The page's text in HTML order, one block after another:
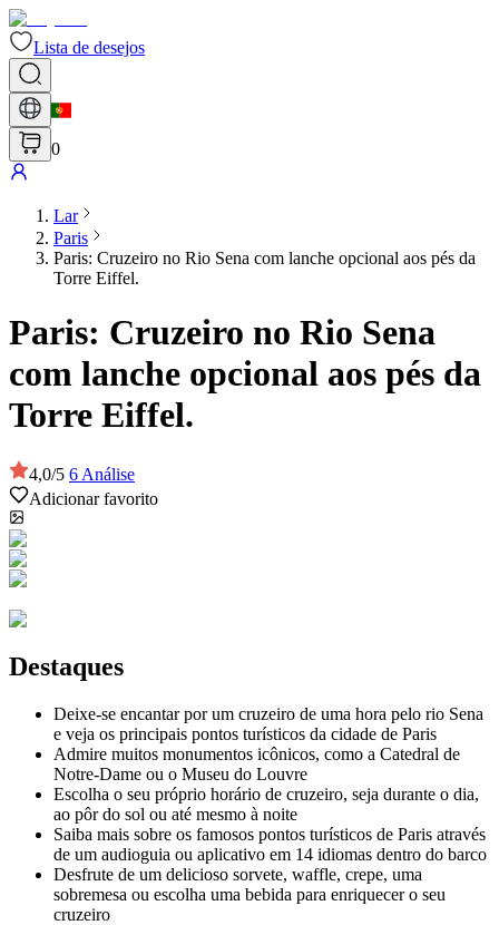
Lista de desejos
0
Lar
Paris
Paris: Cruzeiro no Rio Sena com lanche opcional aos pés da
Torre Eiffel.
Paris: Cruzeiro no Rio Sena
com lanche opcional aos pés da
Torre Eiffel.
4,0/5 6 Análise
Adicionar favorito
Destaques
Deixe-se encantar por um cruzeiro de uma hora pelo rio Sena
e veja os principais pontos turísticos da cidade de Paris
Admire muitos monumentos icônicos, como a Catedral de
Notre-Dame ou o Museu do Louvre
Escolha o seu próprio horário de cruzeiro, seja durante o dia,
ao pôr do sol ou até mesmo à noite
Saiba mais sobre os famosos pontos turísticos de Paris através
de um audioguia ou aplicativo em 14 idiomas dentro do barco
Desfrute de um delicioso sorvete, waffle, crepe, uma
sobremesa ou escolha uma bebida para enriquecer o seu
cruzeiro